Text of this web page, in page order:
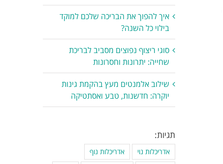
איך להפוך את הבריכה שלכם למוקד
בילוי כל השנה?
סוגי ריצוף נפוצים מסביב לבריכת
שחייה: יתרונות וחסרונות
שילוב אלמנטים מעץ בהקמת גינות
יוקרה: חדשנות, טבע ואסתטיקה
תגיות:
אדריכלות נוי
אדריכלות נוף